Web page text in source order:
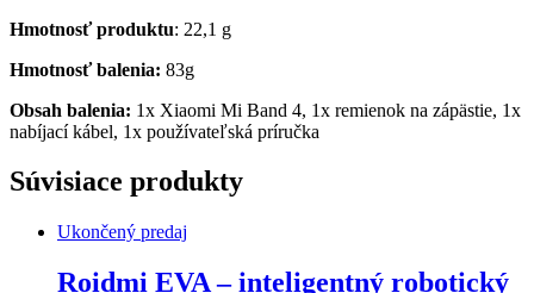
Hmotnosť produktu: 22,1 g
Hmotnosť balenia: 83g
Obsah balenia: 1x Xiaomi Mi Band 4, 1x remienok na zápästie, 1x
nabíjací kábel, 1x používateľská príručka
Súvisiace produkty
Ukončený predaj
Roidmi EVA – inteligentný robotický